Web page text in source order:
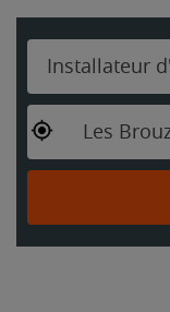
Installateur
Les